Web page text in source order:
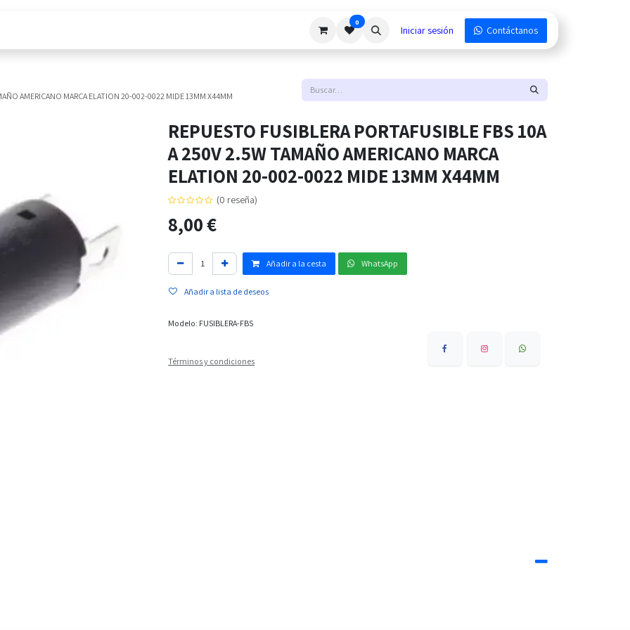
0
Iniciar sesión Contáctanos
AMERICANO MARCA ELATION 20-002-0022 MIDE 13MM X44MM
REPUESTO FUSIBLERA PORTAFUSIBLE FBS 10A
A 250V 2.5W TAMAÑO AMERICANO MARCA
ELATION 20-002-0022 MIDE 13MM X44MM
(0 reseña)
Modelo: FUSIBLERA-FBS
8,00€
Añadir a la cesta WhatsApp
Añadir a lista de deseos
Términos y condiciones